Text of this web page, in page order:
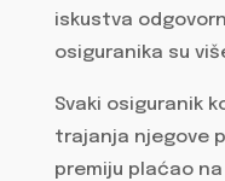
iskustva
osiguranika su
Svaki osiguranik
trajanja njegove
premiju plaćao